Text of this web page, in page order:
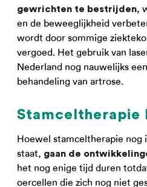
gewrichten te bestrijden,
en de beweeglijkheid
wordt door sommige
vergoed. Het gebruik van
Nederland nog nauwelijks
behandeling van artrose.
Stamceltherapie
Hoewel stamceltherapie nog
staat, gaan de
het nog enige tijd duren
oercellen die zich nog niet